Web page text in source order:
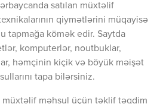
satılan müxtəlif
qiymətlərini müqayisə
tapmağa kömək edir. Saytda
komputerlər, noutbuklar,
həmçinin kiçik və böyük məişət
tapa bilərsiniz.
müxtəlif məhsul üçün təklif təqdim